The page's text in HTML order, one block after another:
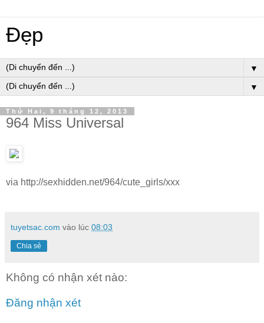
Đẹp
▼
▼
Thứ Hai, 9 tháng 12, 2013
964 Miss Universal
via http://sexhidden.net/964/cute_girls/xxx
tuyetsac.com vào lúc 08:03
Chia sẻ
Không có nhận xét nào:
Đăng nhận xét